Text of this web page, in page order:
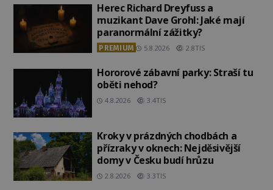
Herec Richard Dreyfuss a
muzikant Dave Grohl: Jaké mají
paranormální zážitky?
PREMIUM 5.8.2026 2.8TIS
Hororové zábavní parky: Straší tu
oběti nehod?
4.8.2026 3.4TIS
Kroky v prázdných chodbách a
přízraky v oknech: Nejděsivější
domy v Česku budí hrůzu
2.8.2026 3.3TIS